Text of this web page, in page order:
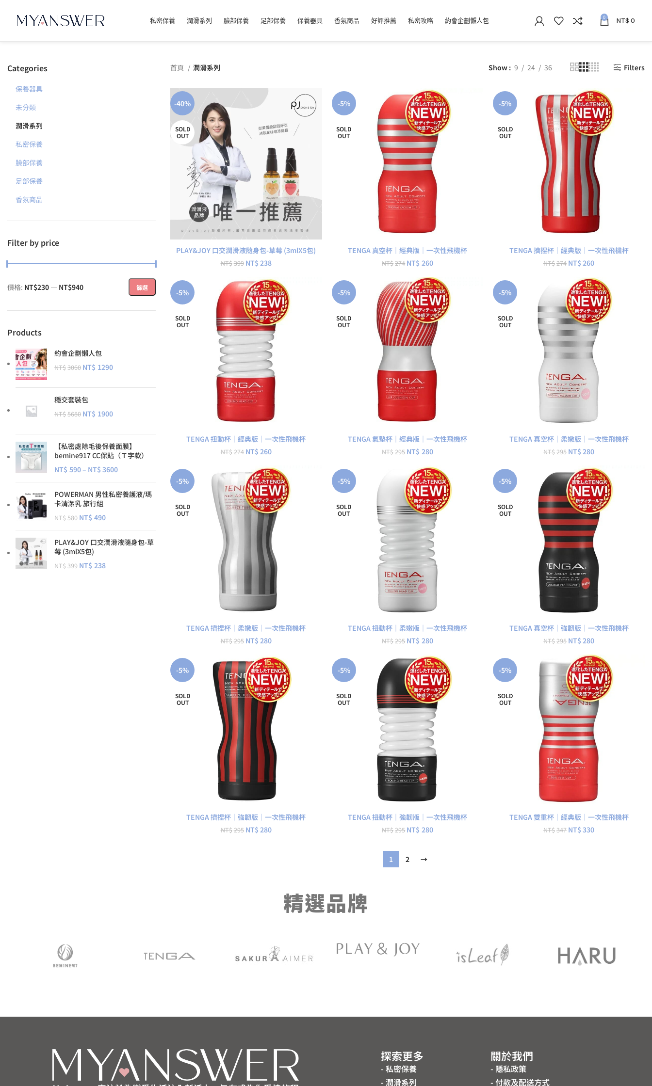
私密保養 潤滑系列 臉部保養 足部保養 保養器具 香氛商品 好評推薦 私密攻略 約會企劃懶人包 0 NT$ 0
Categories
保養器具
未分類
潤滑系列
私密保養
臉部保養
足部保養
香氛商品
Filter by price
篩選
價格: NT$230 — NT$940
Products
約會企劃懶人包
NT$3060 NT$ 1290
穩交套裝包
NT$5680 NT$ 1900
【私密處除毛後保養面膜】
bemine917 CC保貼（Ｔ字款）
NT$ 590 – NT$ 3600
POWERMAN 男性私密養護液/瑪
卡清潔乳 旅行組
NT$580 NT$ 490
PLAY&JOY 口交潤滑液隨身包-草
莓 (3mlX5包)
NT$399 NT$ 238
首頁 潤滑系列 Show 9 24 36 Filters
-40%
SOLD
OUT
PLAY&JOY 口交潤滑液隨身包-草莓 (3mlX5包)
NT$399 NT$ 238
-5%
SOLD
OUT
TENGA 真空杯｜經典版｜一次性飛機杯
NT$274 NT$ 260
-5%
SOLD
OUT
TENGA 擠捏杯｜經典版｜一次性飛機杯
NT$274 NT$ 260
-5%
SOLD
OUT
TENGA 扭動杯｜經典版｜一次性飛機杯
NT$274 NT$ 260
-5%
SOLD
OUT
TENGA 氣墊杯｜經典版｜一次性飛機杯
NT$295 NT$ 280
-5%
SOLD
OUT
TENGA 真空杯｜柔嫩版｜一次性飛機杯
NT$295 NT$ 280
-5%
SOLD
OUT
TENGA 擠捏杯｜柔嫩版｜一次性飛機杯
NT$295 NT$ 280
-5%
SOLD
OUT
TENGA 扭動杯｜柔嫩版｜一次性飛機杯
NT$295 NT$ 280
-5%
SOLD
OUT
TENGA 真空杯｜強韌版｜一次性飛機杯
NT$295 NT$ 280
-5%
SOLD
OUT
TENGA 擠捏杯｜強韌版｜一次性飛機杯
NT$295 NT$ 280
-5%
SOLD
OUT
TENGA 扭動杯｜強韌版｜一次性飛機杯
NT$295 NT$ 280
-5%
SOLD
OUT
TENGA 雙重杯｜經典版｜一次性飛機杯
NT$347 NT$ 330
1 2 →
精選品牌
探索更多
- 私密保養
- 潤滑系列
關於我們
- 隱私政策
- 付款及配送方式